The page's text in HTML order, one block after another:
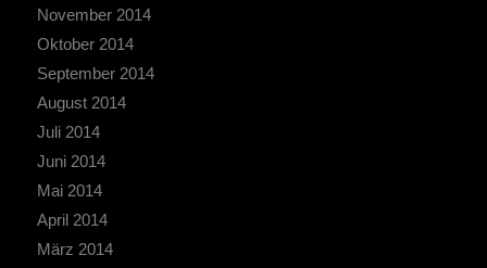
November 2014
Oktober 2014
September 2014
August 2014
Juli 2014
Juni 2014
Mai 2014
April 2014
März 2014